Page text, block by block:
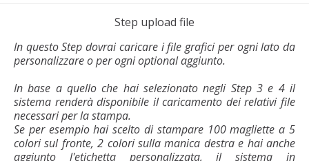
Step upload file
In questo Step dovrai caricare i file grafici per ogni lato da
personalizzare o per ogni optional aggiunto.
In base a quello che hai selezionato negli Step 3 e 4 il
sistema renderà disponibile il caricamento dei relativi file
necessari per la stampa.
Se per esempio hai scelto di stampare 100 magliette a 5
colori sul fronte, 2 colori sulla manica destra e hai anche
aggiunto l'etichetta personalizzata, il sistema in